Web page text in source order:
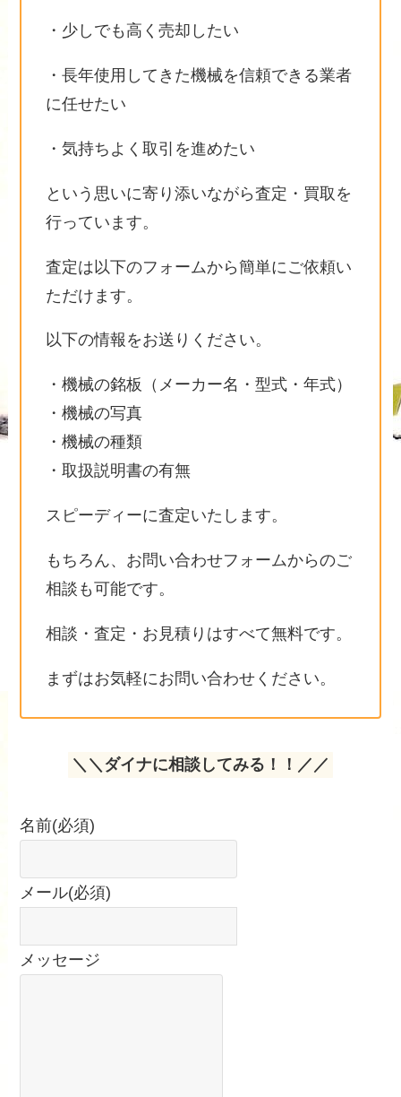
・少しでも高く売却したい
・長年使用してきた機械を信頼できる業者
に任せたい
・気持ちよく取引を進めたい
という思いに寄り添いながら査定・買取を
行っています。
査定は以下のフォームから簡単にご依頼い
ただけます。
以下の情報をお送りください。
・機械の銘板（メーカー名・型式・年式）
・機械の写真
・機械の種類
・取扱説明書の有無
スピーディーに査定いたします。
もちろん、お問い合わせフォームからのご
相談も可能です。
相談・査定・お見積りはすべて無料です。
まずはお気軽にお問い合わせください。
＼＼ダイナに相談してみる！！／／
名前(必須)
メール(必須)
メッセージ